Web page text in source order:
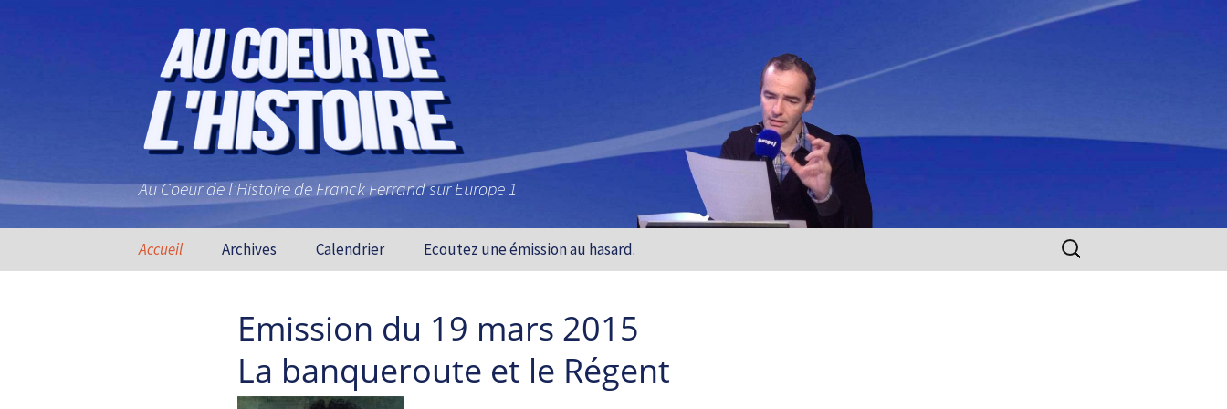
Au Coeur de l'Histoire de Franck Ferrand sur Europe 1
Aller au contenu principal
Accueil Archives Calendrier Ecoutez une émission au hasard. Rechercher :
Emission du 19 mars 2015
La banqueroute et le Régent